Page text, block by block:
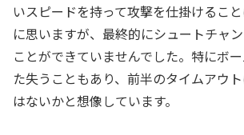
いスピードを持って攻撃を仕掛けるこ
に思いますが、最終的にシュートチャ
ことができていませんでした。特にボ
た失うこともあり、前半のタイムアウ
はないかと想像しています。